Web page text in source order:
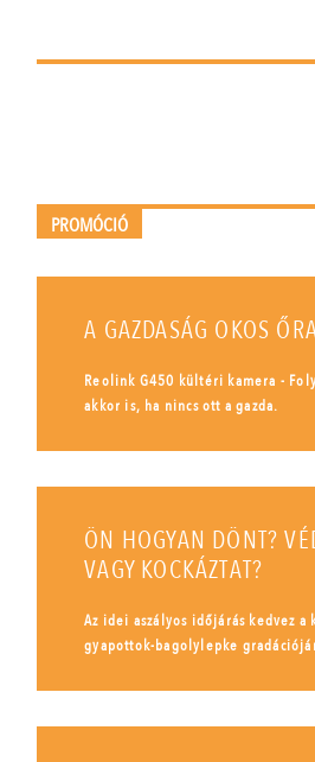
PROMÓCIÓ
A GAZDASÁG OKOS
Reolink G450 kültéri kamera -
akkor is, ha nincs ott a gazda.
ÖN HOGYAN DÖNT?
VAGY KOCKÁZTAT?
Az idei aszályos időjárás kedvez a
gyapottok-bagolylepke